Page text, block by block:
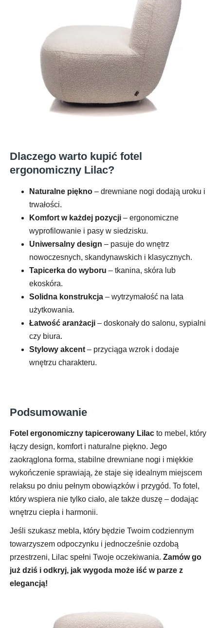
Dlaczego warto kupić fotel
ergonomiczny Lilac?
Naturalne piękno – drewniane nogi dodają uroku i
trwałości.
Komfort w każdej pozycji – ergonomiczne
wyprofilowanie i pasy w siedzisku.
Uniwersalny design – pasuje do wnętrz
nowoczesnych, skandynawskich i klasycznych.
Tapicerka do wyboru – tkanina, skóra lub
ekoskóra.
Solidna konstrukcja – wytrzymałość na lata
użytkowania.
Łatwość aranżacji – doskonały do salonu, sypialni
czy biura.
Stylowy akcent – przyciąga wzrok i dodaje
wnętrzu charakteru.
Podsumowanie
Fotel ergonomiczny tapicerowany Lilac to mebel, który
łączy design, komfort i naturalne piękno. Jego
zaokrąglona forma, stabilne drewniane nogi i miękkie
wykończenie sprawiają, że staje się idealnym miejscem
relaksu po dniu pełnym obowiązków i przygód. To fotel,
który wspiera nie tylko ciało, ale także duszę – dodając
wnętrzu ciepła i harmonii.
Jeśli szukasz mebla, który będzie Twoim codziennym
towarzyszem odpoczynku i jednocześnie ozdobą
przestrzeni, Lilac spełni Twoje oczekiwania. Zamów go
już dziś i odkryj, jak wygoda może iść w parze z
elegancją!